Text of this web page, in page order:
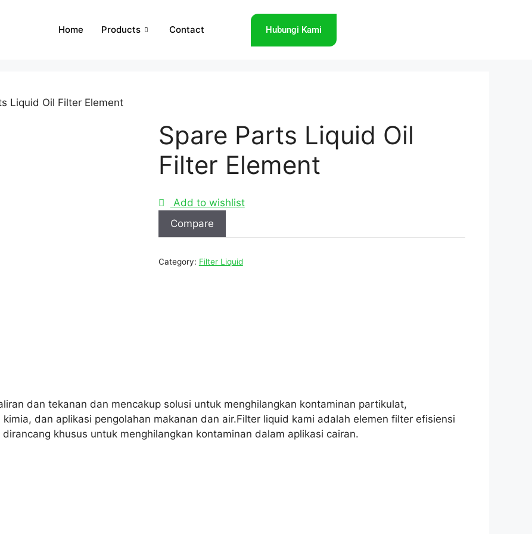
Home Products Contact Hubungi Kami
Liquid Oil Filter Element
Spare Parts Liquid Oil
Filter Element
Add to wishlist
Compare
Category: Filter Liquid
dan tekanan dan mencakup solusi untuk menghilangkan kontaminan partikulat,
dan aplikasi pengolahan makanan dan air.Filter liquid kami adalah elemen filter efisiensi
khusus untuk menghilangkan kontaminan dalam aplikasi cairan.